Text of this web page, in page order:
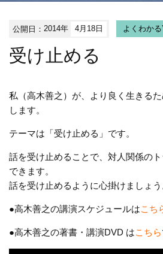
公開日：2014年 4月18日 よくわか
受け止める
私（高木善之）が、より良く生きる
します。
テーマは「受け止める」です。
話を受け止めることで、対人関係の
できます。
話を受け止めるように心掛けましょう
●高木善之の講演スケジュールはこち
●高木善之の著書・講演DVD はこちら